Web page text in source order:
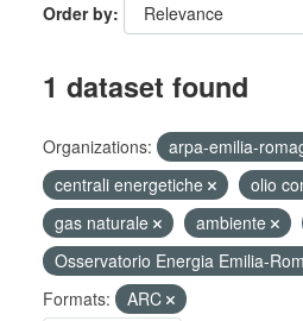
Order by
1 dataset found
Organizations: arpa-emilia-
centrali energetiche
olio
gas naturale
ambiente
Osservatorio Energia Emilia-
Formats:
ARC